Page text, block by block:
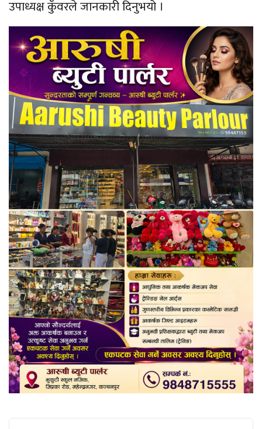
उपाध्यक्ष कुँवरले जानकारी दिनुभयो ।